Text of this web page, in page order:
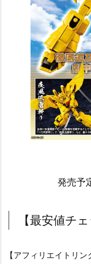
発売予
【最安値チェ
【アフィリエイトリ